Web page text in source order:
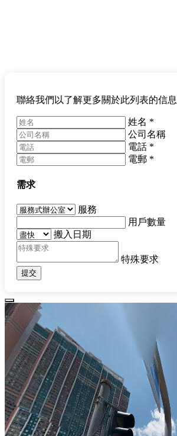
聯絡我們以了解更多關於此列表的信息
姓名 *
公司名稱
電話 *
電郵 *
需求
服務
用戶數量
搬入日期
特殊要求
提交